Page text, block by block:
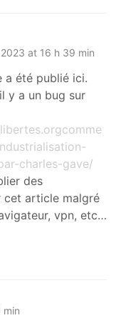
at 16 h 39 min
a été publié ici.
y a un bug sur
charles-gave/
des
cet article malgré
vpn, etc…
min